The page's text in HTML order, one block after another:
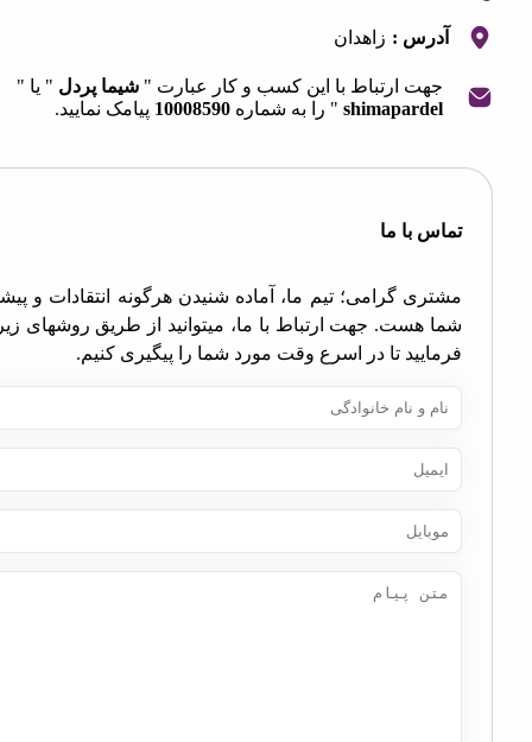
آدرس : زاهدان
جهت ارتباط با این کسب و کار عبارت "شیما پردل " یا "
shimapardel" را به شماره 10008590 پیامک نمایید.
با ما
گرامی؛ تیم ما، آماده شنیدن هرگونه انتقادات و پیشنهادات
هست. جهت ارتباط با ما، میتوانید از طریق روشهای زیر اقدام
تا در اسرع وقت مورد شما را پیگیری کنیم.